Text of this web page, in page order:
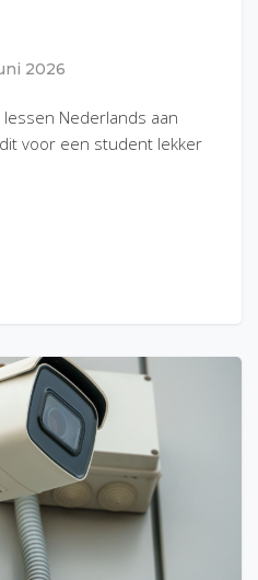
2026
Nederlands aan
voor een student lekker